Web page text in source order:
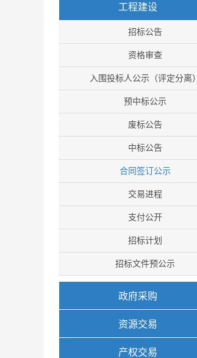
工程建设
招标公告
资格审查
入围投标人公示（评定分离）
预中标公示
废标公告
中标公告
合同签订公示
交易进程
支付公开
招标计划
招标文件预公示
政府采购
资源交易
产权交易